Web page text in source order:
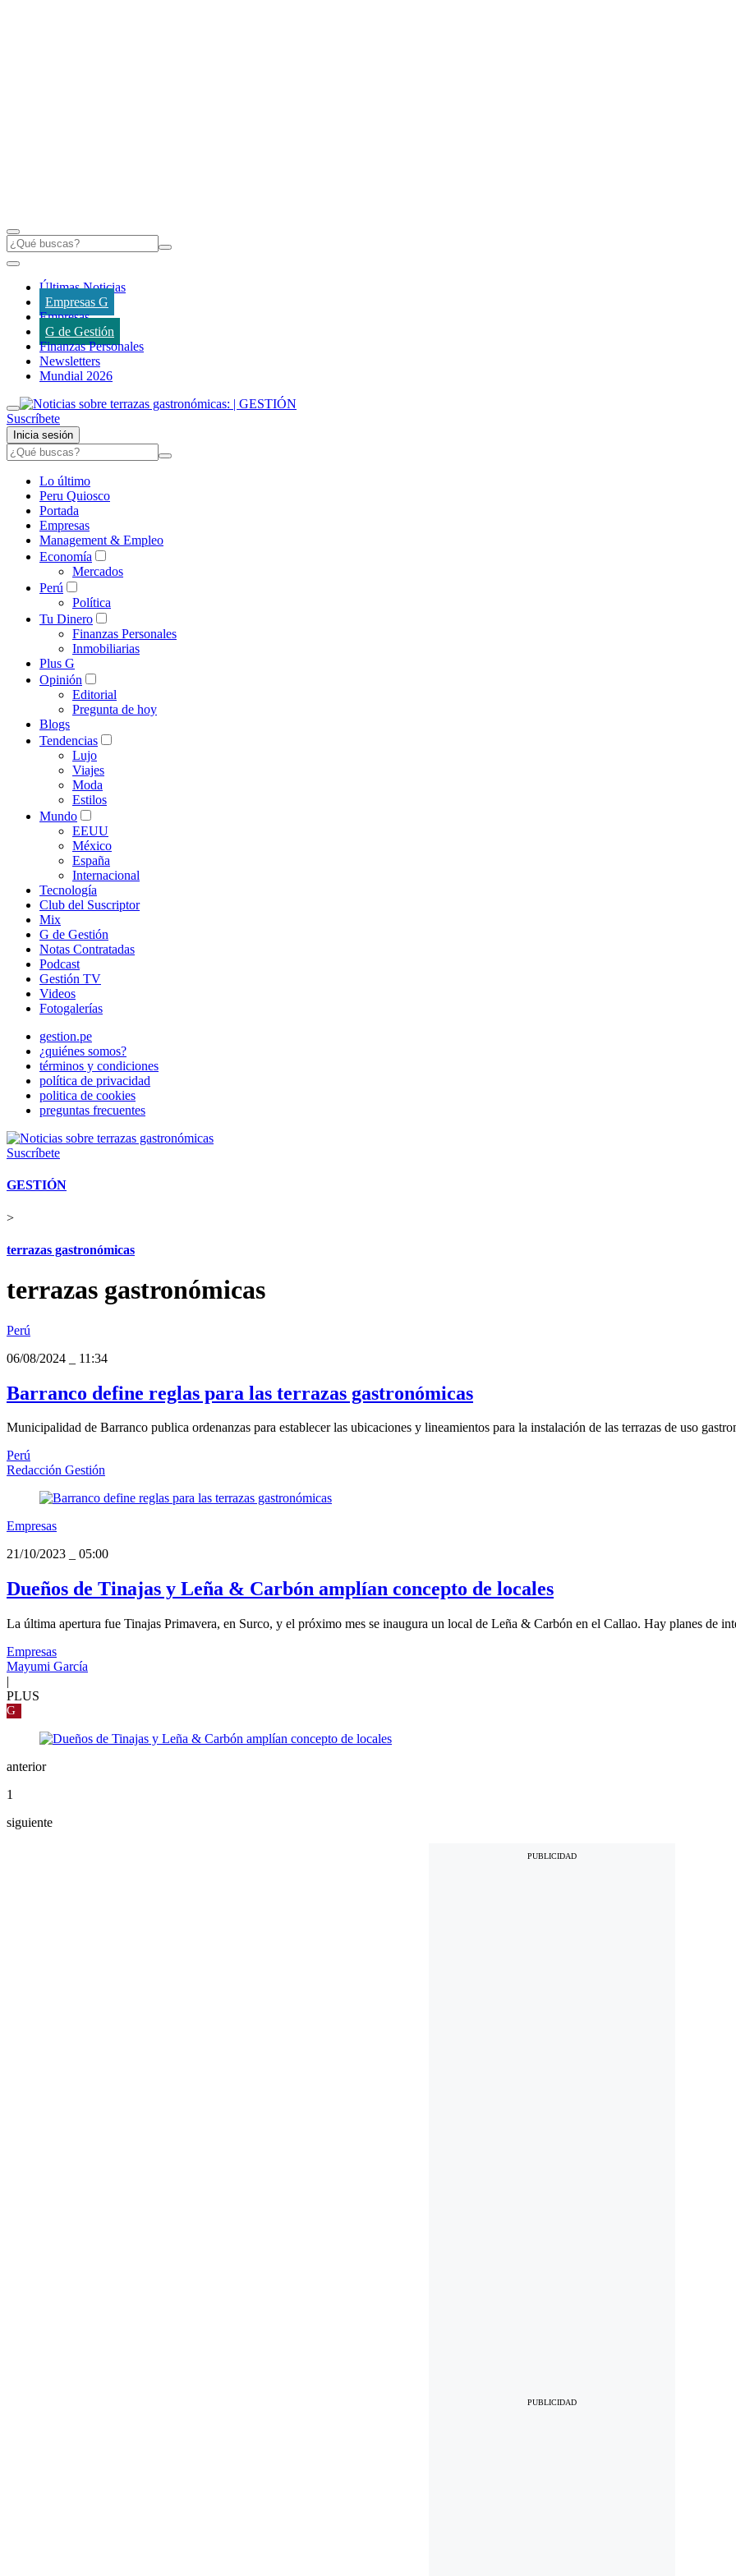
Últimas Noticias
Empresas G
Empresas
G de Gestión
Finanzas Personales
Newsletters
Mundial 2026
Suscríbete
Inicia sesión
Lo último
Peru Quiosco
Portada
Empresas
Management & Empleo
Economía
Mercados
Perú
Política
Tu Dinero
Finanzas Personales
Inmobiliarias
Plus G
Opinión
Editorial
Pregunta de hoy
Blogs
Tendencias
Lujo
Viajes
Moda
Estilos
Mundo
EEUU
México
España
Internacional
Tecnología
Club del Suscriptor
Mix
G de Gestión
Notas Contratadas
Podcast
Gestión TV
Videos
Fotogalerías
gestion.pe
¿quiénes somos?
términos y condiciones
política de privacidad
politica de cookies
preguntas frecuentes
Suscríbete
GESTIÓN
>
terrazas gastronómicas
terrazas gastronómicas
Perú
06/08/2024
11:34
Barranco define reglas para las terrazas gastronómicas
Municipalidad de Barranco publica ordenanzas para establecer las ubicaciones y lineamientos para la instalación de las terrazas de uso
Perú
Redacción Gestión
Empresas
21/10/2023
05:00
Dueños de Tinajas y Leña & Carbón amplían concepto de locales
La última apertura fue Tinajas Primavera, en Surco, y el próximo mes se inaugura un local de Leña & Carbón en el Callao. Hay planes de
Empresas
Mayumi García
|
PLUS
G
anterior
1
siguiente